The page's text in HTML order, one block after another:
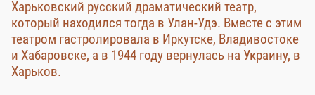
Харьковский русский драматический театр,
который находился тогда в Улан-Удэ. Вместе с этим
театром гастролировала в Иркутске, Владивостоке
и Хабаровске, а в 1944 году вернулась на Украину, в
Харьков.